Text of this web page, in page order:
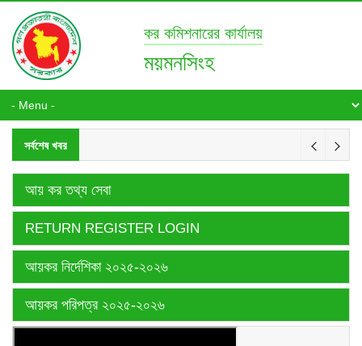
কর কমিশনারের কার্যালয়
ময়মনসিংহ
সর্বশেষ খবর
আয় কর তথ্য সেবা
RETURN REGISTER LOGIN
আয়কর নির্দেশিকা ২০২৫-২০২৬
আয়কর পরিপত্র ২০২৫-২০২৬